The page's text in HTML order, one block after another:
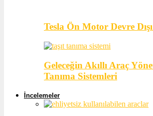
Tesla Ön Motor Devre
Geleceğin Akıllı Araç
Tanıma Sistemleri
İncelemeler